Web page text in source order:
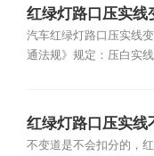
红绿灯路口压实线
汽车红绿灯路口压实线
通法规》规定：压白实
红绿灯路口压实线
不变道是不会扣分的，